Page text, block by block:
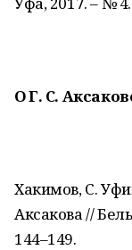
О Г. С.
Хакимов, С.
Аксакова //
144–149.